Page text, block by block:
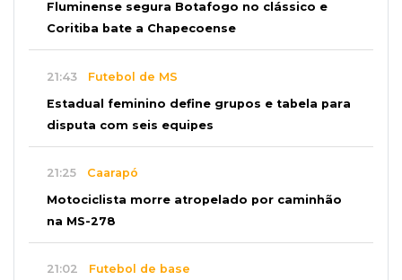
Fluminense segura Botafogo no clássico e
Coritiba bate a Chapecoense
21:43 Futebol de MS
Estadual feminino define grupos e tabela para
disputa com seis equipes
21:25 Caarapó
Motociclista morre atropelado por caminhão
na MS-278
21:02 Futebol de base